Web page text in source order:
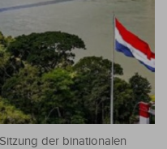
der binationalen